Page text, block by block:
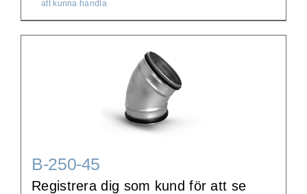
att kunna handla
B-250-45
Registrera dig som kund för att se